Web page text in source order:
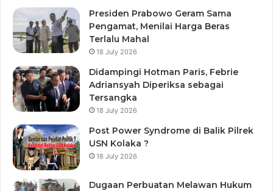
Presiden Prabowo Geram Sama
Pengamat, Menilai Harga Beras
Terlalu Mahal
18 July 2026
Didampingi Hotman Paris, Febrie
Adriansyah Diperiksa sebagai
Tersangka
18 July 2026
Post Power Syndrome di Balik Pilrek
USN Kolaka ?
18 July 2026
Dugaan Perbuatan Melawan Hukum